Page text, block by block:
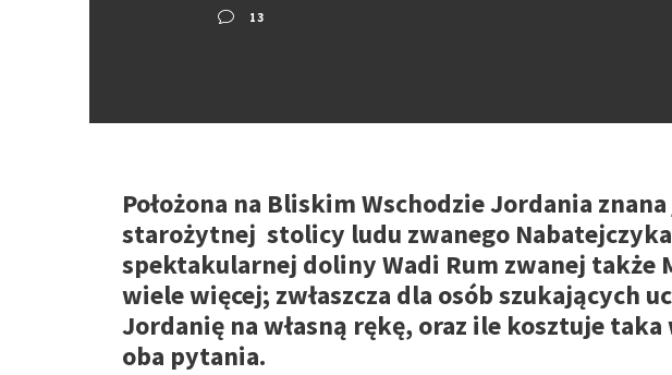
13
Położona na Bliskim Wschodzie Jordania
starożytnej stolicy ludu zwanego
spektakularnej doliny Wadi Rum zwanej także
wiele więcej; zwłaszcza dla osób
Jordanię na własną rękę, oraz ile kosztuje
oba pytania.